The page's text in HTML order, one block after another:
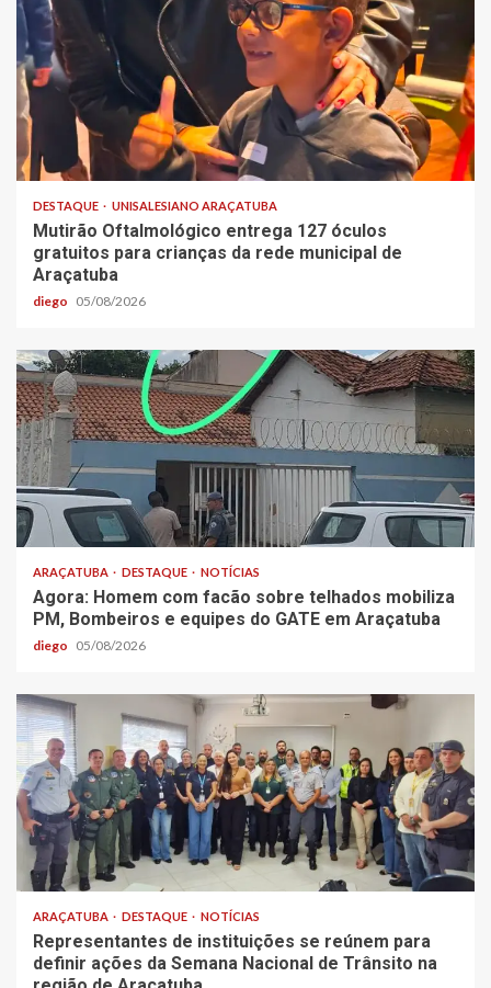
DESTAQUE UNISALESIANO ARAÇATUBA
Mutirão Oftalmológico entrega 127 óculos
gratuitos para crianças da rede municipal de
Araçatuba
diego 05/08/2026
ARAÇATUBA DESTAQUE NOTÍCIAS
Agora: Homem com facão sobre telhados mobiliza
PM, Bombeiros e equipes do GATE em Araçatuba
diego 05/08/2026
ARAÇATUBA DESTAQUE NOTÍCIAS
Representantes de instituições se reúnem para
definir ações da Semana Nacional de Trânsito na